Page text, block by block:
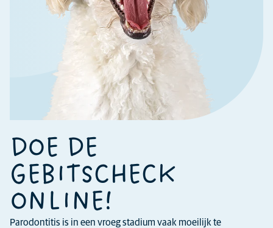
DOE DE
GEBITSCHECK
ONLINE!
Parodontitis is in een vroeg stadium vaak moeilijk te